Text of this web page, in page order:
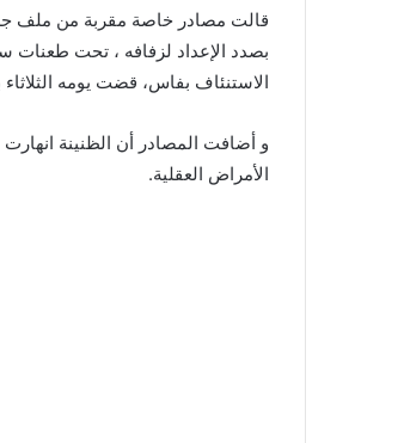
قالت مصادر خاصة مقربة من ملف
بصدد الإعداد لزفافه ، تحت طعنات
الاستنئاف بفاس، قضت يومه
و أضافت المصادر أن الظنينة
الأمراض العقلية.